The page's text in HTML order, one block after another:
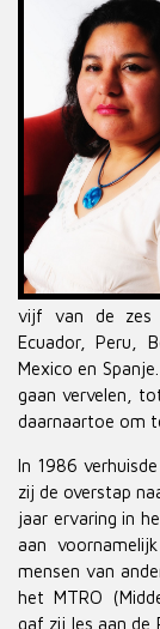
vijf van de zes
Ecuador, Peru,
Mexico en
gaan vervelen,
daarnaartoe om
In 1986
zij de overstap
jaar ervaring in
aan
mensen van
het MTRO
gaf zij les aan de